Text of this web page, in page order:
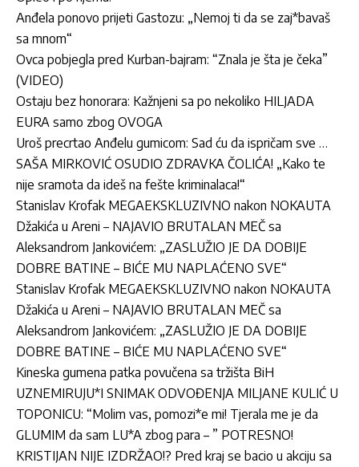
Anđela ponovo prijeti Gastozu: „Nemoj ti da se zaj*bavaš
sa mnom“
Ovca pobjegla pred Kurban-bajram: “Znala je šta je čeka”
(VIDEO)
Ostaju bez honorara: Kažnjeni sa po nekoliko HILJADA
EURA samo zbog OVOGA
Uroš precrtao Anđelu gumicom: Sad ću da ispričam sve …
SAŠA MIRKOVIĆ OSUDIO ZDRAVKA ČOLIĆA! „Kako te
nije sramota da ideš na fešte kriminalaca!“
Stanislav Krofak MEGAEKSKLUZIVNO nakon NOKAUTA
Džakića u Areni – NAJAVIO BRUTALAN MEČ sa
Aleksandrom Jankovićem: „ZASLUŽIO JE DA DOBIJE
DOBRE BATINE – BIĆE MU NAPLAĆENO SVE“
Stanislav Krofak MEGAEKSKLUZIVNO nakon NOKAUTA
Džakića u Areni – NAJAVIO BRUTALAN MEČ sa
Aleksandrom Jankovićem: „ZASLUŽIO JE DA DOBIJE
DOBRE BATINE – BIĆE MU NAPLAĆENO SVE“
Kineska gumena patka povučena sa tržišta BiH
UZNEMIRUJU*I SNIMAK ODVOĐENJA MILJANE KULIĆ U
TOPONICU: “Molim vas, pomozi*e mi! Tjerala me je da
GLUMIM da sam LU*A zbog para – ” POTRESNO!
KRISTIJAN NIJE IZDRŽAO!? Pred kraj se bacio u akciju sa